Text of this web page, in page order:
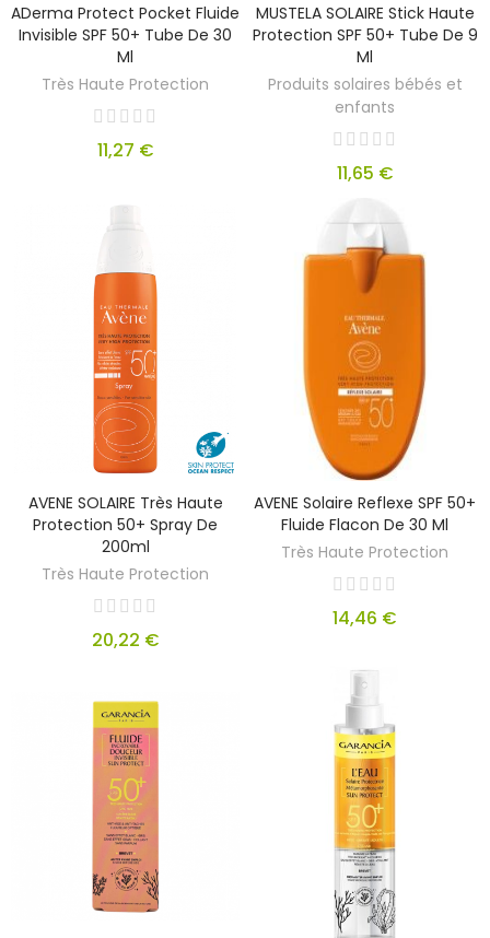
ADerma Protect Pocket Fluide
Invisible SPF 50+ Tube De 30
Ml
Très Haute Protection
11,27 €
MUSTELA SOLAIRE Stick Haute
Protection SPF 50+ Tube De 9
Ml
Produits solaires bébés et
enfants
11,65 €
AVENE SOLAIRE Très Haute
Protection 50+ Spray De
200ml
Très Haute Protection
20,22 €
AVENE Solaire Reflexe SPF 50+
Fluide Flacon De 30 Ml
Très Haute Protection
14,46 €